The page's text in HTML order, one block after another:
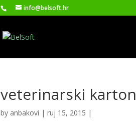
info@belsoft.hr
veterinarski karton
by anbakovi |ruj 15, 2015 |